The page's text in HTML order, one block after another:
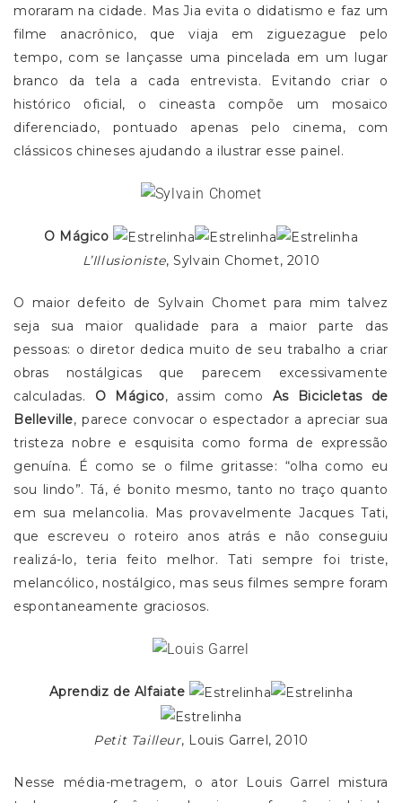
moraram na cidade. Mas Jia evita o didatismo e faz um
filme anacrônico, que viaja em ziguezague pelo
tempo, com se lançasse uma pincelada em um lugar
branco da tela a cada entrevista. Evitando criar o
histórico oficial, o cineasta compõe um mosaico
diferenciado, pontuado apenas pelo cinema, com
clássicos chineses ajudando a ilustrar esse painel.
O Mágico
L’Illusioniste, Sylvain Chomet, 2010
O maior defeito de Sylvain Chomet para mim talvez
seja sua maior qualidade para a maior parte das
pessoas: o diretor dedica muito de seu trabalho a criar
obras nostálgicas que parecem excessivamente
calculadas. O Mágico, assim como As Bicicletas de
Belleville, parece convocar o espectador a apreciar sua
tristeza nobre e esquisita como forma de expressão
genuína. É como se o filme gritasse: “olha como eu
sou lindo”. Tá, é bonito mesmo, tanto no traço quanto
em sua melancolia. Mas provavelmente Jacques Tati,
que escreveu o roteiro anos atrás e não conseguiu
realizá-lo, teria feito melhor. Tati sempre foi triste,
melancólico, nostálgico, mas seus filmes sempre foram
espontaneamente graciosos.
Aprendiz de Alfaiate
Petit Tailleur, Louis Garrel, 2010
Nesse média-metragem, o ator Louis Garrel mistura